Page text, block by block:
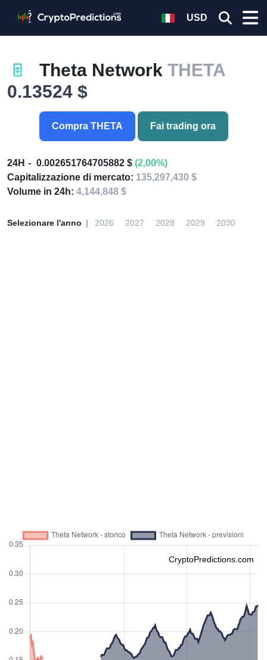
USD
Theta Network THETA
0.13524 $
Compra THETA Fai trading ora
24H 0.002651764705882 $ (2,00%)
Capitalizzazione di mercato: 135,297,430 $
Volume in 24h: 4,144,848 $
Selezionare l'anno 2026 2027 2028 2029 2030
CryptoPredictions.com